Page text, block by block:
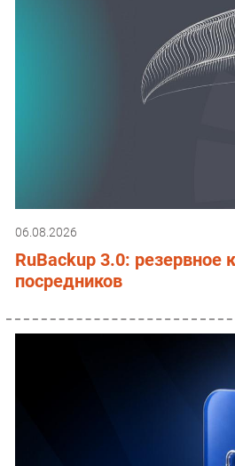
06.08.2026
RuBackup 3.0: резервное
посредников